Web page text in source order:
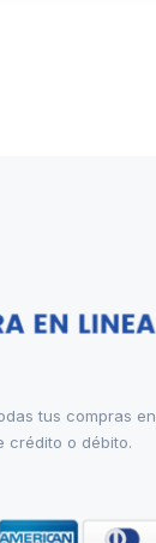
tus compras en
crédito o débito.